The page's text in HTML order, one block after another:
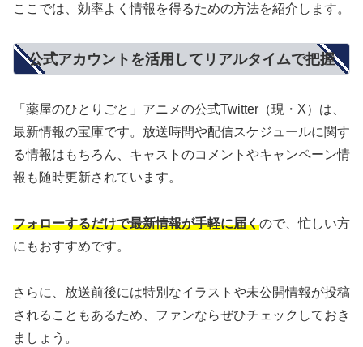
ここでは、効率よく情報を得るための方法を紹介します。
公式アカウントを活用してリアルタイムで把握
「薬屋のひとりごと」アニメの公式Twitter（現・X）は、
最新情報の宝庫です。放送時間や配信スケジュールに関す
る情報はもちろん、キャストのコメントやキャンペーン情
報も随時更新されています。
フォローするだけで最新情報が手軽に届くので、忙しい方
にもおすすめです。
さらに、放送前後には特別なイラストや未公開情報が投稿
されることもあるため、ファンならぜひチェックしておき
ましょう。